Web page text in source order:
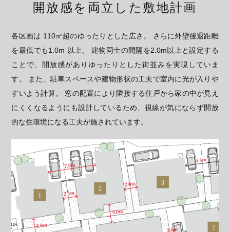
開放感を両立した敷地計画
各区画は 110㎡超のゆったりとした広さ。 さらに外壁後退距離
を最低でも1.0m 以上、 建物同士の間隔を2.0m以上と設定する
ことで、開放感がありゆったりとした街並みを実現していま
す。 また、駐車スペースや建物形状の工夫で室内に光が入りや
すいよう計算。 窓の配置により隣接する住戸から家の中が見え
にくくなるようにも設計しているため、視線が気にならず開放
的な住環境になる工夫が施されています。